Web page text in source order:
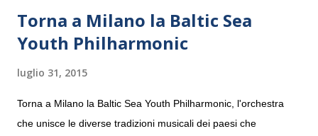
Torna a Milano la Baltic Sea
Youth Philharmonic
luglio 31, 2015
Torna a Milano la Baltic Sea Youth Philharmonic, l'orchestra
che unisce le diverse tradizioni musicali dei paesi che